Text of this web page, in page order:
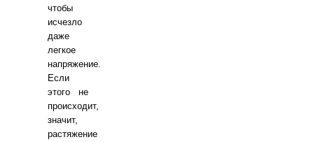
чтобы
исчезло
даже
легкое
напряжение.
Если
этого не
происходит,
значит,
растяжение